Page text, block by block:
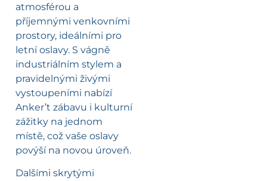
atmosférou a
příjemnými venkovními
prostory, ideálními pro
letní oslavy. S vágně
industriálním stylem a
pravidelnými živými
vystoupeními nabízí
Anker’t zábavu i kulturní
zážitky na jednom
místě, což vaše oslavy
povýší na novou úroveň.
Dalšími skrytými